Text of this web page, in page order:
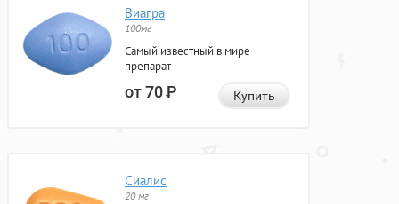
Виагра
100мг
Самый известный в мире
препарат
от 70Р Купить
Сиалис
20 мг